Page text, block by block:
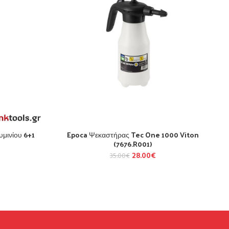
6+1 Epoca Ψεκαστήρας Tec One 1000 Viton
(7676.R001)
35.00€ 28.00€